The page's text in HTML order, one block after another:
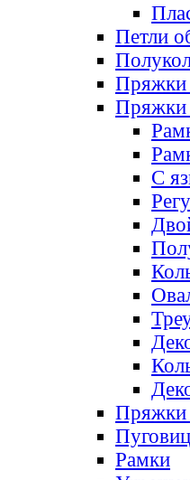
Петли
Пряжки
Пряжки
С
Пряжки
Рамки